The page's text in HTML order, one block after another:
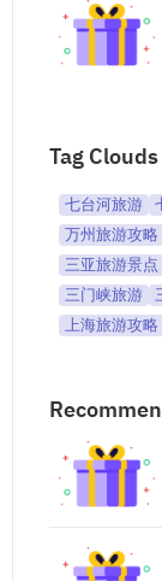
Tag Clouds
七台河旅游
万州旅游攻略
三亚旅游景点
三门峡旅游
上海旅游攻略